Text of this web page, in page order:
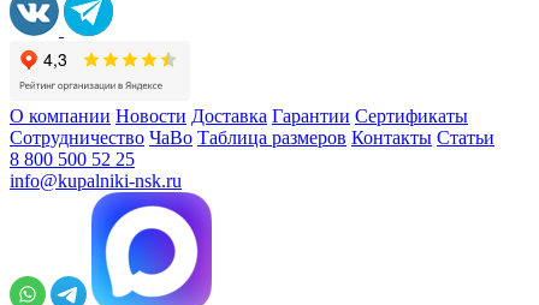
О компании Новости Доставка Гарантии Сертификаты
Сотрудничество ЧаВо Таблица размеров Контакты Статьи
8 800 500 52 25
info@kupalniki-nsk.ru